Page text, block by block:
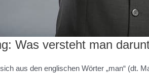
Was versteht man
aus den englischen Wörter „man“ (dt.